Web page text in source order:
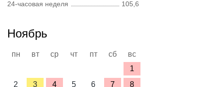
24-часовая неделя
105,6
Ноябрь
пн вт ср чт пт сб
вс
1
2
3 4 5 6 7 8